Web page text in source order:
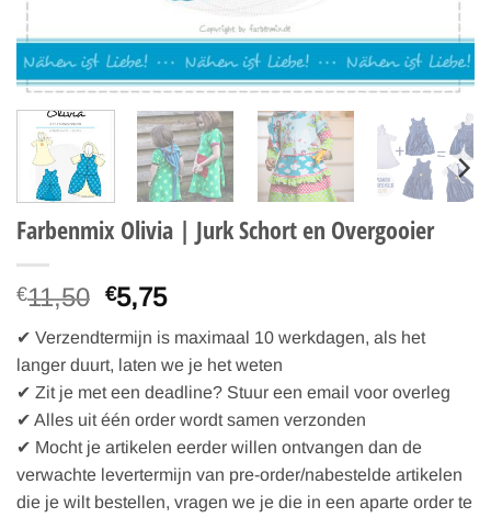
Farbenmix Olivia | Jurk Schort en Overgooier
€11,50 Oorspronkelijke
was:
€11,50.
€5,75Huidige
is:
€5,75.
✔ Verzendtermijn is maximaal 10 werkdagen, als het
langer duurt, laten we je het weten
✔ Zit je met een deadline? Stuur een email voor overleg
✔ Alles uit één order wordt samen verzonden
✔ Mocht je artikelen eerder willen ontvangen dan de
verwachte levertermijn van pre-order/nabestelde artikelen
die je wilt bestellen, vragen we je die in een aparte order te